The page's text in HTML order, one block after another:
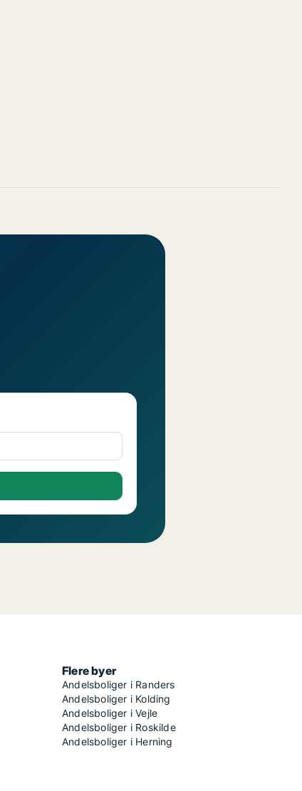
Flere byer
Andelsboliger i Randers
Andelsboliger i Kolding
Andelsboliger i Vejle
Andelsboliger i Roskilde
Andelsboliger i Herning